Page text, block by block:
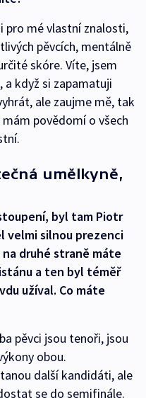
pro mé vlastní znalosti,
pěvcích, mentálně
skóre. Víte, jsem
a když si zapamatuji
ale zaujme mě, tak
povědomí o všech
umělkyně,
byl tam Piotr
velmi silnou prezenci
druhé straně máte
a ten byl téměř
užíval. Co máte
pěvci jsou tenoři, jsou
obou.
další kandidáti, ale
se do semifinále.